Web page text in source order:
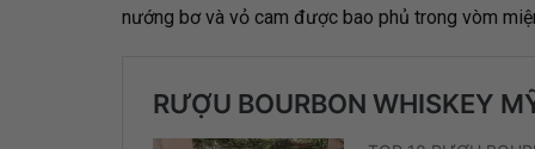
nướng bơ và vỏ cam được bao phủ trong vòm